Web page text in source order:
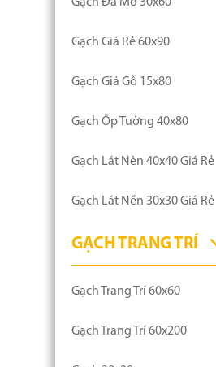
Gạch Giá Rẻ 60x90
Gạch Giả Gỗ 15x80
Gạch Ốp Tường 40x80
Gạch Lát Nèn 40x40 Giá Rẻ
Gạch Lát Nền 30x30 Giá Rẻ
GẠCH TRANG TRÍ
Gạch Trang Trí 60x60
Gạch Trang Trí 60x200